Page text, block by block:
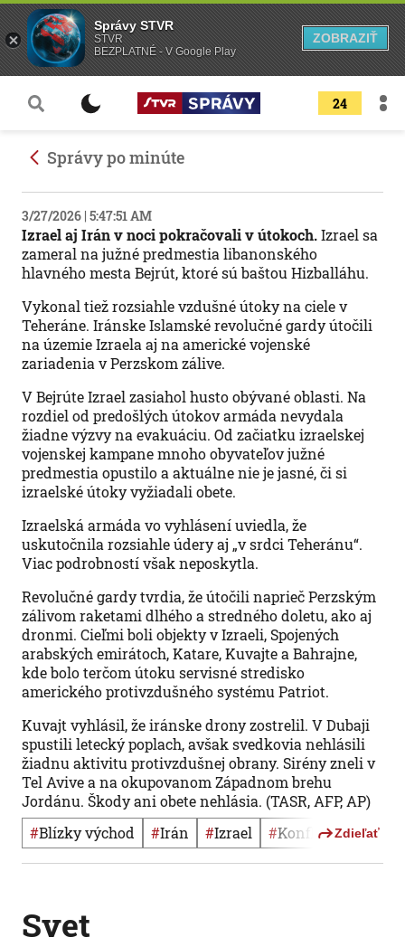
24
Správy po minúte
3/27/2026 | 5:47:51 AM
Izrael aj Irán v noci pokračovali v útokoch.Izrael sa
zameral na južné predmestia libanonského
hlavného mesta Bejrút, ktoré sú baštou Hizballáhu.
Vykonal tiež rozsiahle vzdušné útoky na ciele v
Teheráne. Iránske Islamské revolučné gardy útočili
na územie Izraela aj na americké vojenské
zariadenia v Perzskom zálive.
V Bejrúte Izrael zasiahol husto obývané oblasti. Na
rozdiel od predošlých útokov armáda nevydala
žiadne výzvy na evakuáciu. Od začiatku izraelskej
vojenskej kampane mnoho obyvateľov južné
predmestia opustilo a aktuálne nie je jasné, či si
izraelské útoky vyžiadali obete.
Izraelská armáda vo vyhlásení uviedla, že
uskutočnila rozsiahle údery aj „v srdci Teheránu“.
Viac podrobností však neposkytla.
Revolučné gardy tvrdia, že útočili naprieč Perzským
zálivom raketami dlhého a stredného doletu, ako aj
dronmi. Cieľmi boli objekty v Izraeli, Spojených
arabských emirátoch, Katare, Kuvajte a Bahrajne,
kde bolo terčom útoku servisné stredisko
amerického protivzdušného systému Patriot.
Kuvajt vyhlásil, že iránske drony zostrelil. V Dubaji
spustili letecký poplach, avšak svedkovia nehlásili
žiadnu aktivitu protivzdušnej obrany. Sirény zneli v
Tel Avive a na okupovanom Západnom brehu
Jordánu. Škody ani obete nehlásia. (TASR, AFP, AP)
# Blízky východ # Irán # Izrael # konfliktZdieľať
Svet
Správy STVR
STVR
BEZPLATNÉ - V Google Play
ZOBRAZIŤ